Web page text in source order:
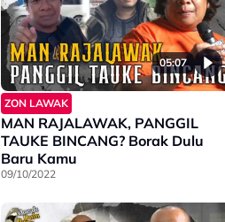
05:07
ZON LAWAK
MAN RAJALAWAK, PANGGIL
TAUKE BINCANG? Borak Dulu
Baru Kamu
09/10/2022